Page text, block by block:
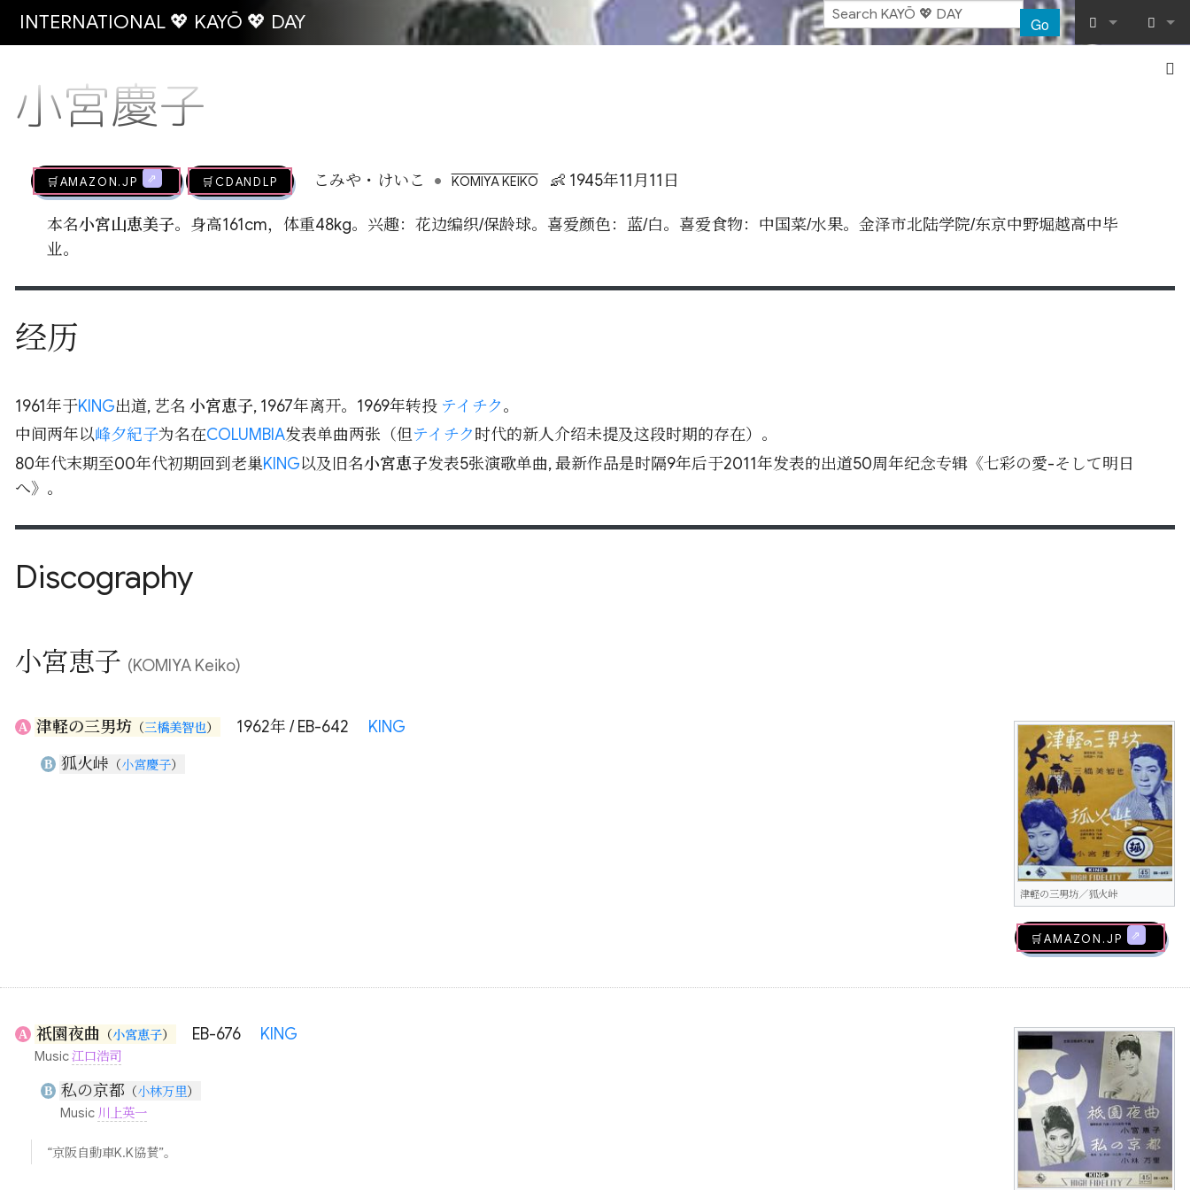
INTERNATIONAL 💖 KAYŌ 💖 DAY Go
What links
Page
Log in
小宮慶子
🛒AMAZON.jp 🛒CDandLP こみや・けいこ • KOMIYA KEIKO 👶 1945年11月11日
本名小宮山恵美子。身高161cm，体重48kg。兴趣：花边编织/保龄球。喜爱颜色：蓝/白。喜爱食物：中国菜/水果。金泽市北陆学院/东京中野堀越高中毕
业。
经历
1961年于KING出道, 艺名 小宮恵子, 1967年离开。1969年转投 テイチク。
中间两年以峰夕紀子为名在COLUMBIA发表单曲两张（但テイチク时代的新人介绍未提及这段时期的存在）。
80年代末期至00年代初期回到老巢KING以及旧名小宮恵子发表5张演歌单曲, 最新作品是时隔9年后于2011年发表的出道50周年纪念专辑《七彩の愛-そして明日
へ》。
Discography
小宮恵子 (KOMIYA Keiko)
A 津軽の三男坊（三橋美智也） 1962年 / EB-642 KING
B 狐火峠 （小宮慶子）
津軽の三男坊／狐火峠
🛒AMAZON.jp
A 祇園夜曲 （小宮恵子） EB-676 KING
Music江口浩司
B 私の京都 （小林万里）
Music 川上英一
“京阪自動車K.K協賛”。